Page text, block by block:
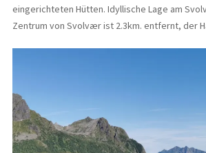
eingerichteten Hütten. Idyllische Lage am
Zentrum von Svolvær ist 2.3km. entfernt, der